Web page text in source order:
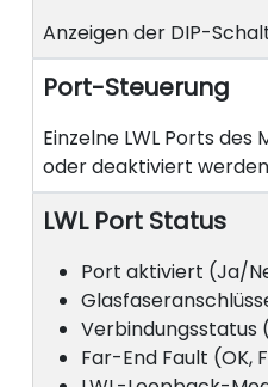
Anzeigen der DIP-
Port-Steuerung
Einzelne LWL Ports
oder deaktiviert werden
LWL Port Status
Port aktiviert (Ja/
Far-End Fault (OK,